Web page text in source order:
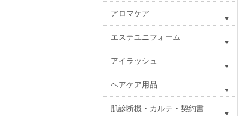
アロマケア
エステユニフォーム
アイラッシュ
ヘアケア用品
肌診断機・カルテ・契約書